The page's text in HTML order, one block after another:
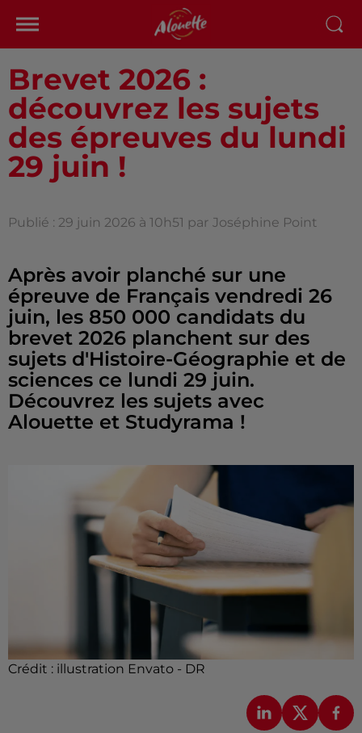
Brevet 2026 :
découvrez les sujets
des épreuves du lundi
29 juin !
Publié : 29 juin 2026 à 10h51 par Joséphine Point
Après avoir planché sur une
épreuve de Français vendredi 26
juin, les 850 000 candidats du
brevet 2026 planchent sur des
sujets d'Histoire-Géographie et de
sciences ce lundi 29 juin.
Découvrez les sujets avec
Alouette et Studyrama !
Crédit : illustration Envato - DR